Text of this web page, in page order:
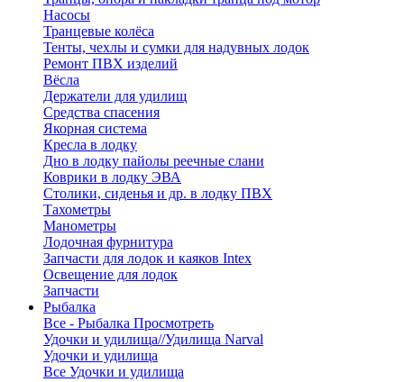
Насосы
Транцевые колёса
Тенты, чехлы и сумки для надувных лодок
Ремонт ПВХ изделий
Вёсла
Держатели для удилищ
Средства спасения
Якорная система
Кресла в лодку
Дно в лодку пайолы реечные слани
Коврики в лодку ЭВА
Столики, сиденья и др. в лодку ПВХ
Тахометры
Манометры
Лодочная фурнитура
Запчасти для лодок и каяков Intex
Освещение для лодок
Запчасти
Рыбалка
Все - Рыбалка Просмотреть
Удочки и удилища//Удилища Narval
Удочки и удилища
Все Удочки и удилища